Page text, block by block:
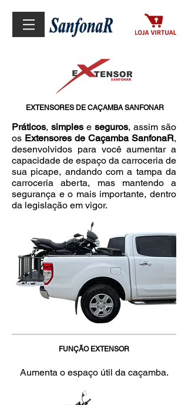
EXTENSORES DE CAÇAMBA SANFONAR
Práticos, simples e seguros, assim são
os Extensores de Caçamba SanfonaR,
desenvolvidos para você aumentar a
capacidade de espaço da carroceria de
sua picape, andando com a tampa da
carroceria aberta, mas mantendo a
segurança e o mais importante, dentro
da legislação em vigor.
FUNÇÃO EXTENSOR
Aumenta o espaço útil da caçamba.